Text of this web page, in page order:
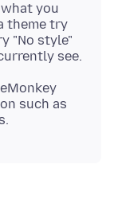
you
theme try
"No style"
such as